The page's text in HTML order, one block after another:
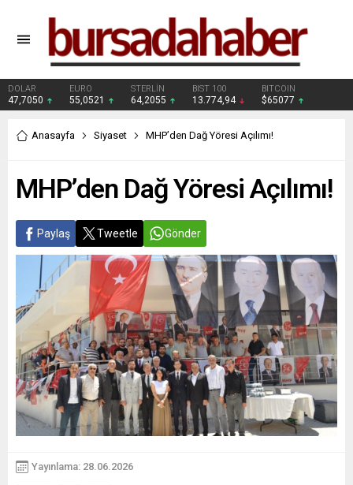
DOLAR
47,7050
EURO
55,0521
STERLİN
64,2055
BIST 100
13.774,94
BITCOIN
$65077
Anasayfa Siyaset MHP’den Dağ Yöresi Açılımı!
MHP’den Dağ Yöresi Açılımı!
Paylaş Tweetle Gönder
Yayınlama: 28.06.2026